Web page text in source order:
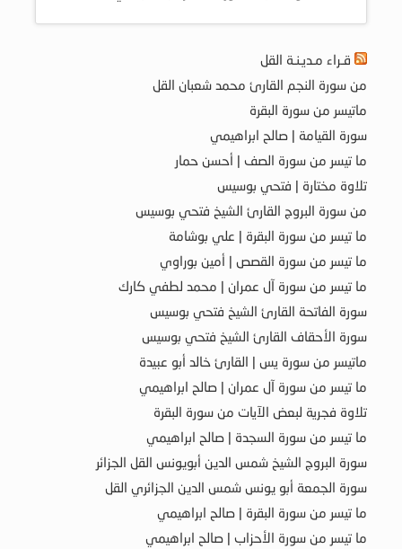
قـراء مـديـنـة القل
من سورة النجم القارئ محمد شعبان القل
ماتيسر من سورة البقرة
سورة القيامة | صالح ابراهيمي
ما تيسر من سورة الصف | أحسن حمار
تلاوة مختارة | فتحي بوسيس
من سورة البروج القارئ الشيخ فتحي بوسيس
ما تيسر من سورة البقرة | علي بوشامة
ما تيسر من سورة القصص | أمين بوراوي
ما تيسر من سورة آل عمران | محمد لطفي كارك
سورة الفاتحة القارئ الشيخ فتحي بوسيس
سورة الأحقاف القارئ الشيخ فتحي بوسيس
ماتيسر من سورة يس | القارئ خالد أبو عبيدة
ما تيسر من سورة آل عمران | صالح ابراهيمي
تلاوة فجرية لبعض الآيات من سورة البقرة
ما تيسر من سورة السجدة | صالح ابراهيمي
سورة البروج الشيخ شمس الدين أبويونس القل الجزائر
سورة الجمعة أبو يونس شمس الدين الجزائري القل
ما تيسر من سورة البقرة | صالح ابراهيمي
ما تيسر من سورة الأحزاب | صالح ابراهيمي